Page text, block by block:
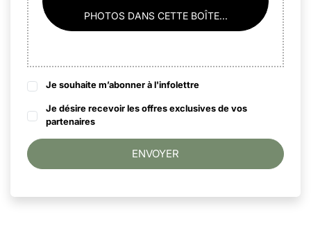
PHOTOS DANS CETTE BOÎTE...
Je souhaite m’abonner à l'infolettre
Je désire recevoir les offres exclusives de vos
partenaires
ENVOYER